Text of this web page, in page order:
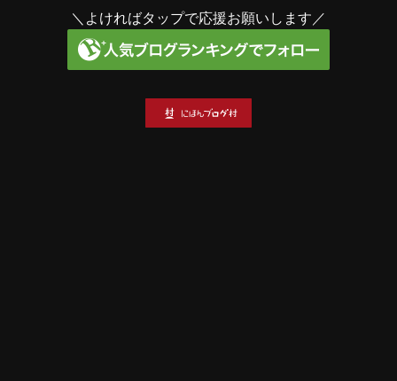
＼よければタップで応援お願いします／